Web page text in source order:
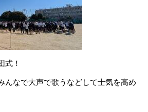
式！
んなで大声で歌うなどして士気を高め